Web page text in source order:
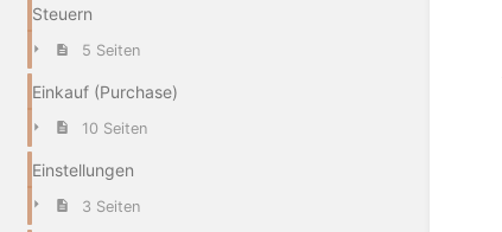
Steuern
5 Seiten
Einkauf (Purchase)
10 Seiten
Einstellungen
3 Seiten